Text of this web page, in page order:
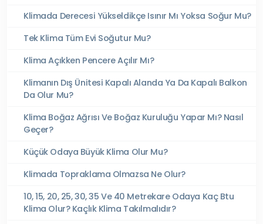
Klimada Derecesi Yükseldikçe Isınır Mı Yoksa Soğur Mu?
Tek Klima Tüm Evi Soğutur Mu?
Klima Açıkken Pencere Açılır Mı?
Klimanın Dış Ünitesi Kapalı Alanda Ya Da Kapalı Balkon
Da Olur Mu?
Klima Boğaz Ağrısı Ve Boğaz Kuruluğu Yapar Mı? Nasıl
Geçer?
Küçük Odaya Büyük Klima Olur Mu?
Klimada Topraklama Olmazsa Ne Olur?
10, 15, 20, 25, 30, 35 Ve 40 Metrekare Odaya Kaç Btu
Klima Olur? Kaçlık Klima Takılmalıdır?